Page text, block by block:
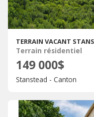
TERRAIN VACANT
Terrain résidentiel
149 000$
Stanstead - Canton